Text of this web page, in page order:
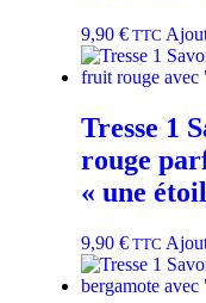
9,90 € TTC
Tresse 1
rouge
« une
9,90 € TTC